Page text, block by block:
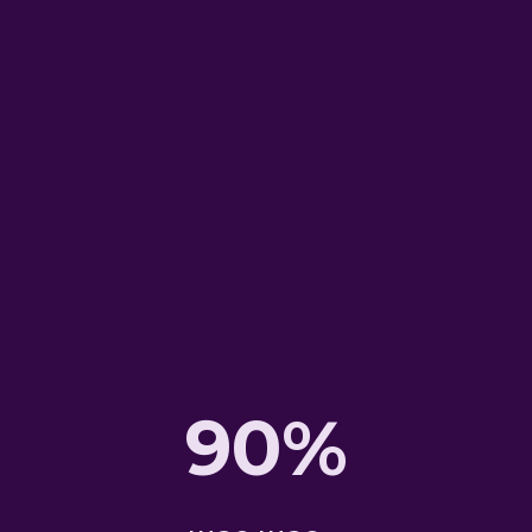
90%
m1@review-group.ru
m1@review-group.ru